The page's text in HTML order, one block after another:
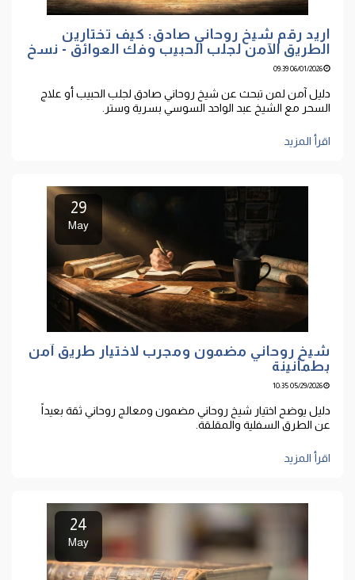
اريد رقم شيخ روحاني صادق: كيف تختارين
الطريق الآمن لجلب الحبيب وفك العوائق - نسخ
06/01/2026 09:39
دليل آمن لمن تبحث عن شيخ روحاني صادق لجلب الحبيب أو علاج
السحر مع الشيخ عبد الواحد السوسي بسرية وستر.
اقرأ المزيد
29
May
شيخ روحاني مضمون ومجرب لاختيار طريق آمن
بطمأنينة
05/29/2026 10:35
دليل يوضح اختيار شيخ روحاني مضمون ومعالج روحاني ثقة بعيداً
عن الطرق السفلية والمقلقة.
اقرأ المزيد
24
May